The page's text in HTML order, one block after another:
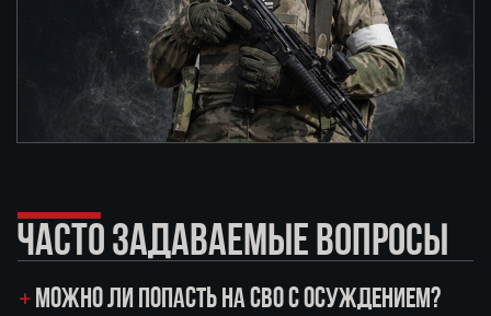
ЧАСТО ЗАДАВАЕМЫЕ ВОПРОСЫ
МОЖНО ЛИ ПОПАСТЬ НА СВО С ОСУЖДЕНИЕМ?